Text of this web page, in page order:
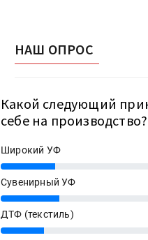
НАШ ОПРОС
Какой следующий
себе на производство?
Широкий УФ
25%
Сувенирный УФ
27%
ДТФ (текстиль)
20%